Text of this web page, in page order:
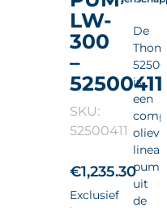
LW-
300
–
52500411
SKU:
52500411
€1,235.30
Exclusief
De
is
een
linear
pump
uit
de